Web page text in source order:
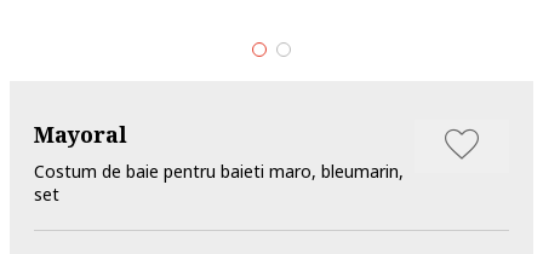
Mayoral
Costum de baie pentru baieti maro, bleumarin,
set